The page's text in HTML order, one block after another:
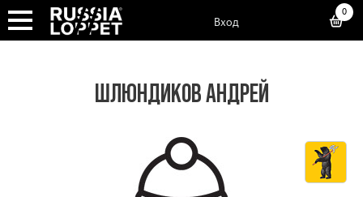
Вход
0
ШЛЮНДИКОВ АНДРЕЙ